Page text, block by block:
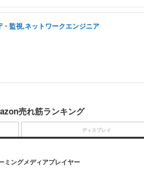
監視,ネットワークエンジニア
売れ筋ランキング
ミングメディアプレイヤー
ディスプレイ